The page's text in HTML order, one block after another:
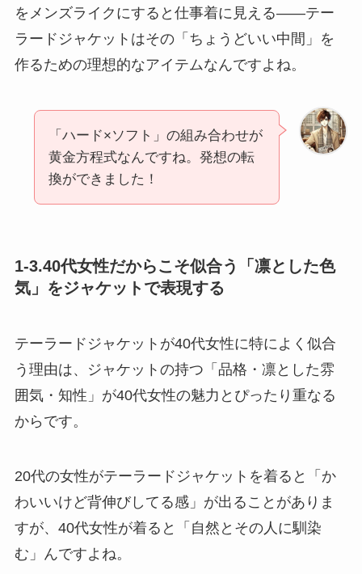
をメンズライクにすると仕事着に見える——テー
ラードジャケットはその「ちょうどいい中間」を
作るための理想的なアイテムなんですよね。
「ハード×ソフト」の組み合わせが
黄金方程式なんですね。発想の転
換ができました！
1-3.40代女性だからこそ似合う「凛とした色
気」をジャケットで表現する
テーラードジャケットが40代女性に特によく似合
う理由は、ジャケットの持つ「品格・凛とした雰
囲気・知性」が40代女性の魅力とぴったり重なる
からです。
20代の女性がテーラードジャケットを着ると「か
わいいけど背伸びしてる感」が出ることがありま
すが、40代女性が着ると「自然とその人に馴染
む」んですよね。